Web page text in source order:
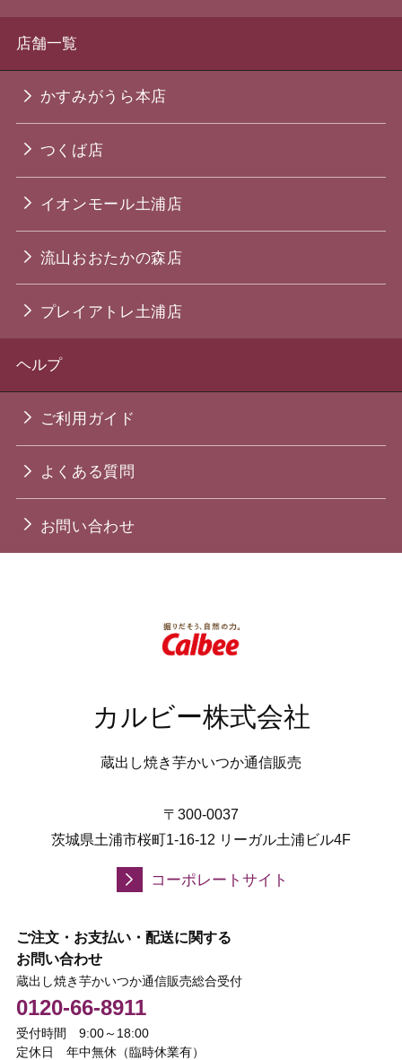
店舗一覧
かすみがうら本店
つくば店
イオンモール土浦店
流山おおたかの森店
プレイアトレ土浦店
ヘルプ
ご利用ガイド
よくある質問
お問い合わせ
カルビー株式会社
蔵出し焼き芋かいつか通信販売
〒300-0037
茨城県土浦市桜町1-16-12 リーガル土浦ビル4F
コーポレートサイト
ご注文・お支払い・配送に関する
お問い合わせ
蔵出し焼き芋かいつか通信販売総合受付
0120-66-8911
受付時間 9:00～18:00
定休日 年中無休（臨時休業有）